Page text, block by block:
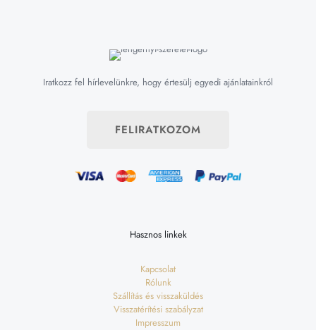
Iratkozz fel hírlevelünkre, hogy értesülj egyedi ajánlatainkról
FELIRATKOZOM
Hasznos linkek
Kapcsolat
Rólunk
Szállítás és visszaküldés
Visszatérítési szabályzat
Impresszum